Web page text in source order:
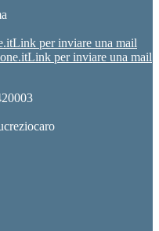
Link per inviare una mail
Link per inviare una mail